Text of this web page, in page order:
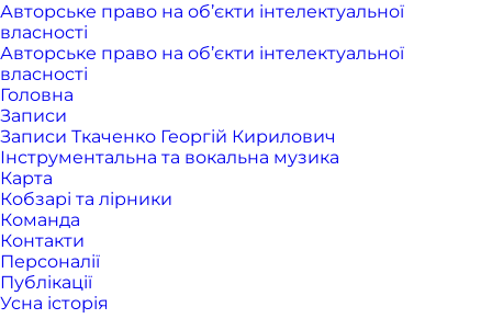
Авторське право на об’єкти інтелектуальної
власності
Авторське право на об’єкти інтелектуальної
власності
Головна
Записи
Записи Ткаченко Георгій Кирилович
Інструментальна та вокальна музика
Карта
Кобзарі та лірники
Команда
Контакти
Персоналії
Публікації
Усна історія